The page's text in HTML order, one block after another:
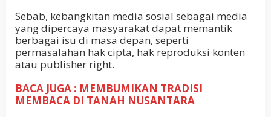
Sebab, kebangkitan media sosial sebagai media
yang dipercaya masyarakat dapat memantik
berbagai isu di masa depan, seperti
permasalahan hak cipta, hak reproduksi konten
atau publisher right.
BACA JUGA : MEMBUMIKAN TRADISI
MEMBACA DI TANAH NUSANTARA